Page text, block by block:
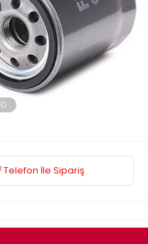
Telefon İle Sipariş